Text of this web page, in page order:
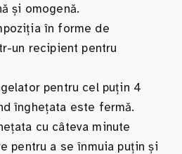
și omogenă.
în forme de
un recipient pentru
pentru cel puțin 4
înghețata este fermă.
cu câteva minute
pentru a se înmuia puțin și